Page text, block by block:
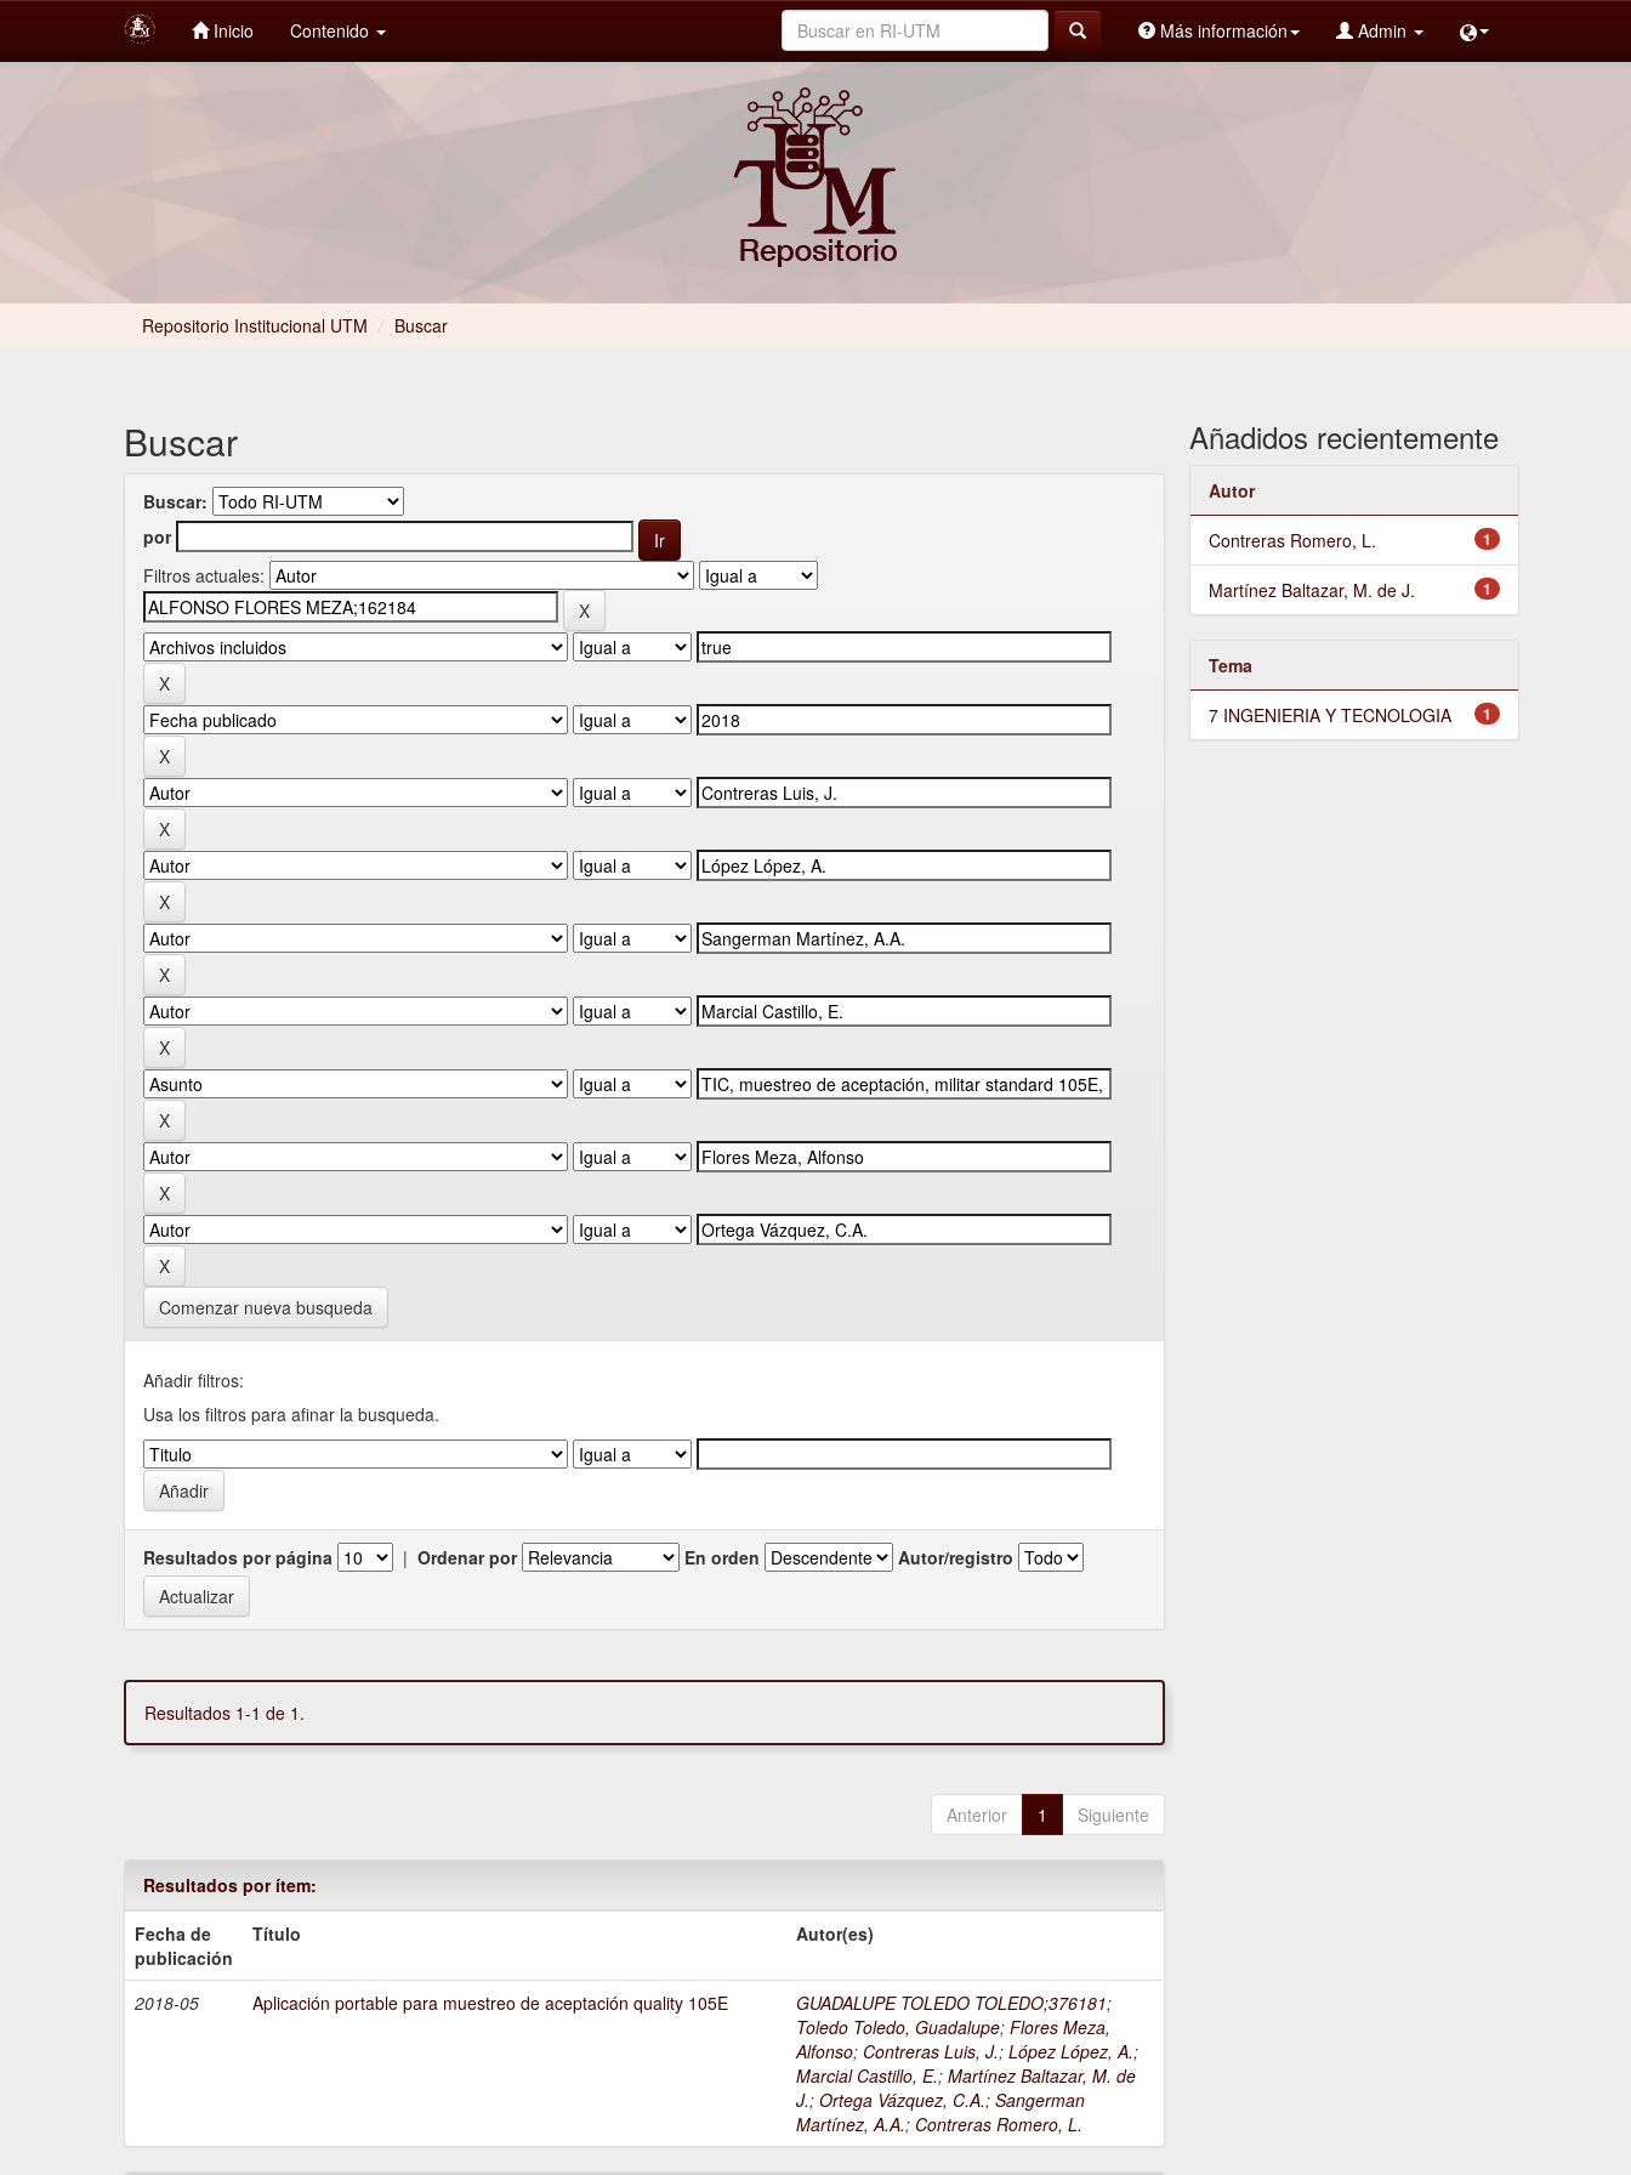
Inicio Contenido Más información Admin
Repositorio Institucional UTM / Buscar
Buscar
Buscar:
por
Filtros actuales:
Comenzar nueva busqueda
Añadir filtros:
Usa los filtros para afinar la busqueda.
Resultados por página | Ordenar por En orden Autor/registro
Resultados 1-1 de 1.
Anterior 1 Siguiente
Resultados por ítem:
Fecha de
publicación
Título Autor(es)
2018-05 Aplicación portable para muestreo de aceptación quality 105E GUADALUPE TOLEDO TOLEDO;376181;
Toledo Toledo, Guadalupe;Flores Meza,
Alfonso; Contreras Luis, J.;López López, A.;
Marcial Castillo, E.;Martínez Baltazar, M. de
J.;Ortega Vázquez, C.A.;Sangerman
Martínez, A.A.; Contreras Romero, L.
Añadidos recientemente
Autor
1
Contreras Romero, L.
1
Martínez Baltazar, M. de J.
Tema
1
7 INGENIERIA Y TECNOLOGIA